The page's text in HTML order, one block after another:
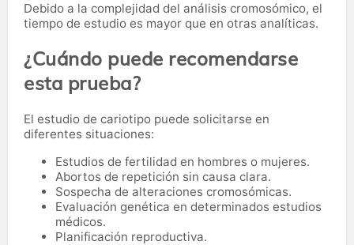
Debido a la complejidad del análisis cromosómico, el
tiempo de estudio es mayor que en otras analíticas.
¿Cuándo puede recomendarse
esta prueba?
El estudio de cariotipo puede solicitarse en
diferentes situaciones:
Estudios de fertilidad en hombres o mujeres.
Abortos de repetición sin causa clara.
Sospecha de alteraciones cromosómicas.
Evaluación genética en determinados estudios
médicos.
Planificación reproductiva.